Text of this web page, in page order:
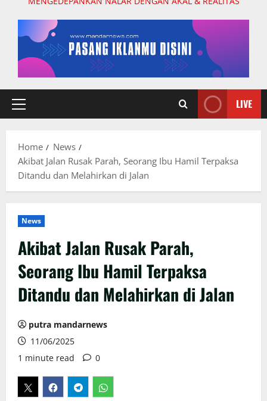
Primary
LIVE
Home
News
Akibat Jalan Rusak Parah, Seorang Ibu Hamil Terpaksa
Ditandu dan Melahirkan di Jalan
News
Akibat Jalan Rusak Parah,
Seorang Ibu Hamil Terpaksa
Ditandu dan Melahirkan di Jalan
putra mandarnews
11/06/2025
1 minute read
0